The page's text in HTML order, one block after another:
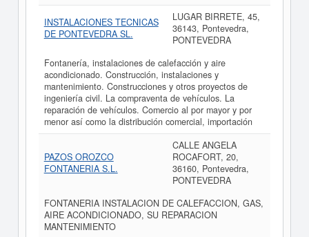
INSTALACIONES TECNICAS
DE PONTEVEDRA SL.
LUGAR BIRRETE, 45,
36143, Pontevedra,
PONTEVEDRA
Fontanería, instalaciones de calefacción y aire
acondicionado. Construcción, instalaciones y
mantenimiento. Construcciones y otros proyectos de
ingeniería civil. La compraventa de vehículos. La
reparación de vehículos. Comercio al por mayor y por
menor así como la distribución comercial, importación
PAZOS OROZCO
FONTANERIA S.L.
CALLE ANGELA
ROCAFORT, 20,
36160, Pontevedra,
PONTEVEDRA
FONTANERIA INSTALACION DE CALEFACCION, GAS,
AIRE ACONDICIONADO, SU REPARACION
MANTENIMIENTO